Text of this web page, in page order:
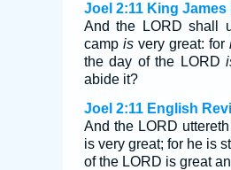
Joel 2:11 King James
And the LORD shall
camp isvery great: for
the day of the LORD
abide it?
Joel 2:11 English
And the LORD
is very great; for he is
of the LORD is great